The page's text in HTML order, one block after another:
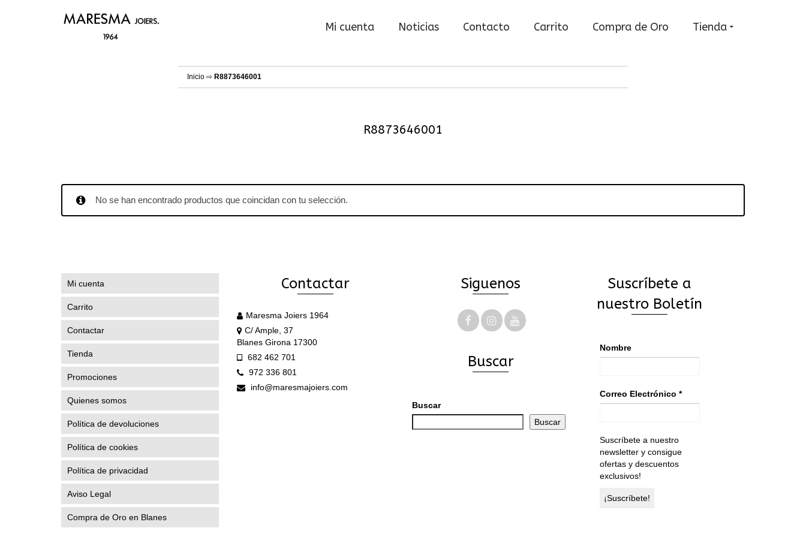
Mi cuenta Noticias Contacto Carrito Compra de Oro Tienda
Inicio ⇨ R8873646001
R8873646001
No se han encontrado productos que coincidan con tu selección.
Mi cuenta
Carrito
Contactar
Tienda
Promociones
Quienes somos
Política de devoluciones
Política de cookies
Política de privacidad
Aviso Legal
Compra de Oro en Blanes
Contactar
Maresma Joiers 1964
C/ Ample, 37
Blanes Girona 17300
682 462 701
972 336 801
info@maresmajoiers.com
Siguenos
Buscar
Buscar
Buscar
Suscríbete a
nuestro Boletín
Nombre
Correo Electrónico *
Suscríbete a nuestro
newsletter y consigue
ofertas y descuentos
exclusivos!